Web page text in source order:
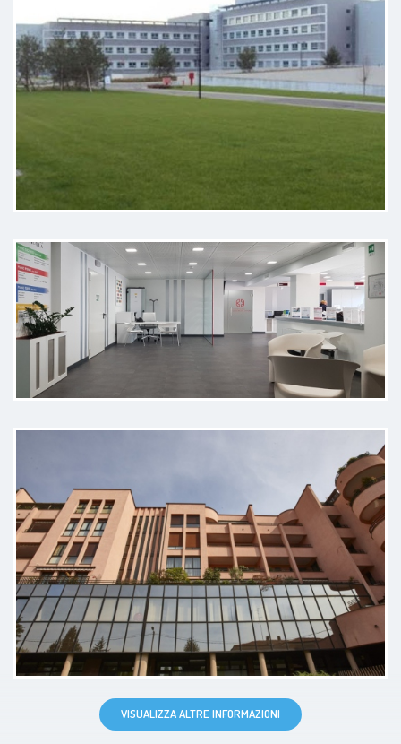
per la sua grande professionalità.
Dopo alcune visite infruttuose con
altri medici, ha inquadrato subito il
mio problema e mi ha dato utili
situazione. Lo consiglio vivamente.
Disponibilità-accoglienza-ascolto
Professionista molto diretto e
preparato , ho problemi alla
colonna vertebrale , mi ha visitato
con professionalità e rassicurato
rassicurazioni
VISUALIZZA ALTRE INFORMAZIONI